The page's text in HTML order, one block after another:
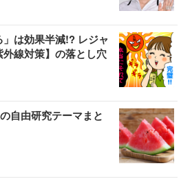
は効果半減!? レジャ
線対策】の落とし穴
自由研究テーマまと